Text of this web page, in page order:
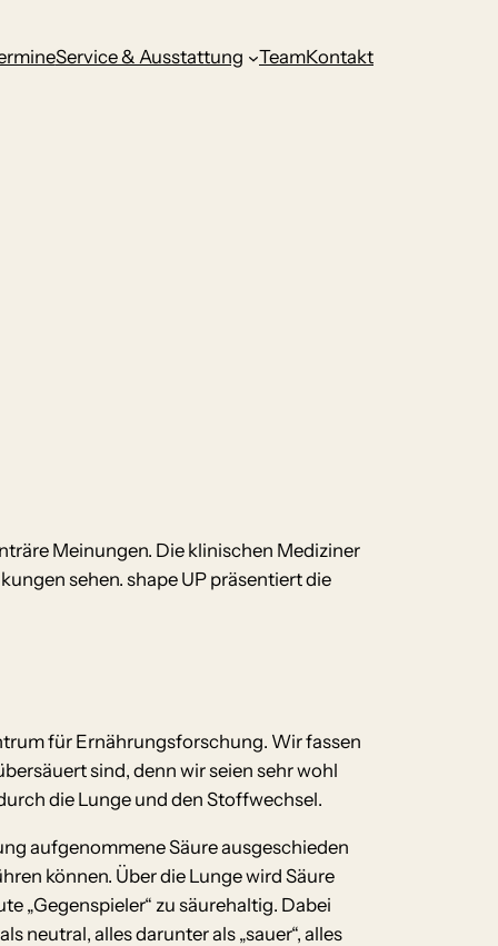
Service & Ausstattung TeamKontakt
Meinungen. Die klinischen Mediziner
sehen. shape UP präsentiert die
für Ernährungsforschung. Wir fassen
sind, denn wir seien sehr wohl
die Lunge und den Stoffwechsel.
aufgenommene Säure ausgeschieden
können. Über die Lunge wird Säure
„Gegenspieler“ zu säurehaltig. Dabei
neutral, alles darunter als „sauer“, alles